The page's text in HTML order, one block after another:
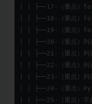
| | ├──17-（重点）
| | ├──18-（重点）for
| | ├──19-（重点）for
| | ├──20-（重点）列
| | ├──21-（重点）列
| | ├──22-（重点）列
| | ├──23-（重点）列
| | ├──24-（重点）
| | ├──25-（重点）字